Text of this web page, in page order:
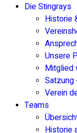
Die Stingrays
Historie
Unsere
Mitglied
Satzung
Verein
Teams
Historie